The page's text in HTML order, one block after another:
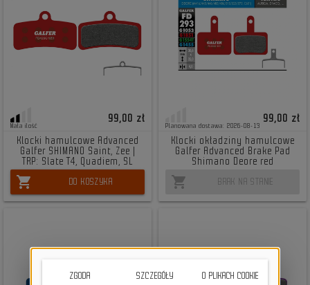
Mała ilość
99,00 zł
Klocki hamulcowe Advanced
Galfer SHIMANO Saint, Zee |
TRP: Slate T4, Quadiem, SL
shopping_cart DO KOSZYKA
Planowana dostawa: 2026-08-13
99,00 zł
Klocki okładziny hamulcowe
Galfer Advanced Brake Pad
Shimano Deore red
shopping_cart BRAK NA STANIE
ZGODA SZCZEGÓŁY O PLIKACH COOKIE